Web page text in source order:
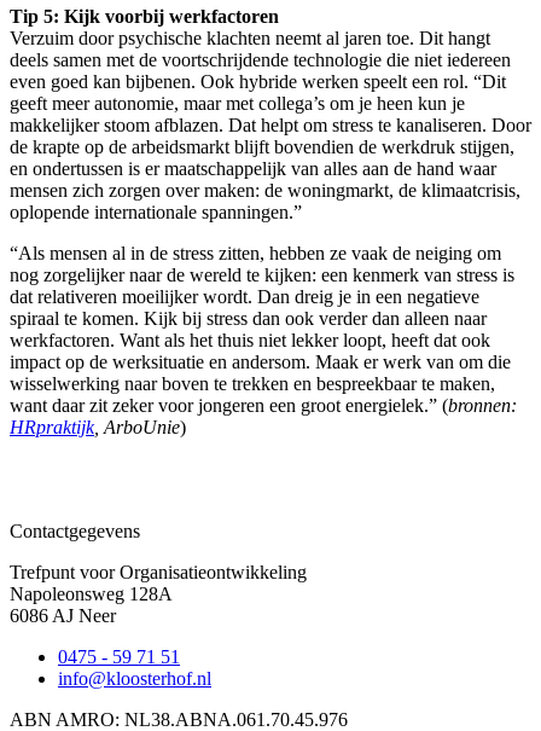
Tip 5: Kijk voorbij werkfactoren
Verzuim door psychische klachten neemt al jaren toe. Dit hangt
deels samen met de voortschrijdende technologie die niet iedereen
even goed kan bijbenen. Ook hybride werken speelt een rol. “Dit
geeft meer autonomie, maar met collega’s om je heen kun je
makkelijker stoom afblazen. Dat helpt om stress te kanaliseren. Door
de krapte op de arbeidsmarkt blijft bovendien de werkdruk stijgen,
en ondertussen is er maatschappelijk van alles aan de hand waar
mensen zich zorgen over maken: de woningmarkt, de klimaatcrisis,
oplopende internationale spanningen.”
“Als mensen al in de stress zitten, hebben ze vaak de neiging om
nog zorgelijker naar de wereld te kijken: een kenmerk van stress is
dat relativeren moeilijker wordt. Dan dreig je in een negatieve
spiraal te komen. Kijk bij stress dan ook verder dan alleen naar
werkfactoren. Want als het thuis niet lekker loopt, heeft dat ook
impact op de werksituatie en andersom. Maak er werk van om die
wisselwerking naar boven te trekken en bespreekbaar te maken,
want daar zit zeker voor jongeren een groot energielek.” (bronnen:
HRpraktijk, ArboUnie)
Contactgegevens
Trefpunt voor Organisatieontwikkeling
Napoleonsweg 128A
6086 AJ Neer
0475 - 59 71 51
info@kloosterhof.nl
ABN AMRO: NL38.ABNA.061.70.45.976